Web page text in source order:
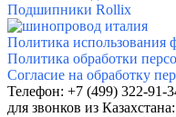
Подшипники Rollix
Политика использования
Политика обработки
Согласие на обработку
Телефон: +7 (499) 322-91-
для звонков из